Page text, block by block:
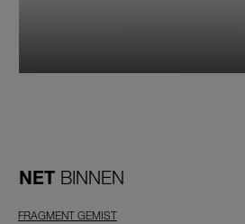
NET BINNEN
FRAGMENT GEMIST